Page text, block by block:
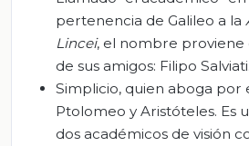
pertenencia de Galileo a la
Lincei, el nombre proviene
de sus amigos: Filipo Salviati.
Simplicio, quien aboga por
Ptolomeo y Aristóteles. Es
dos académicos de visión